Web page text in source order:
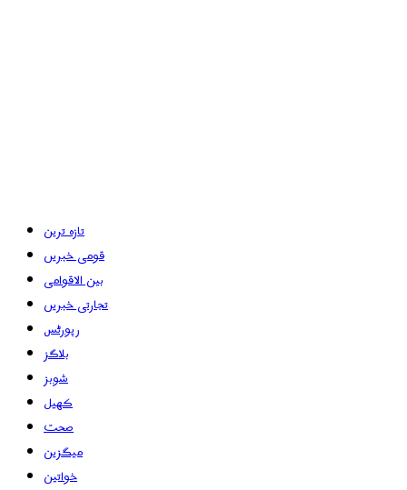
تازہ ترین
قومی خبریں
بین الاقوامی
تجارتی خبریں
رپورٹس
بلاگز
شوبز
کھیل
صحت
میگزین
خواتین